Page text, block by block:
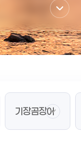
기장곰장어